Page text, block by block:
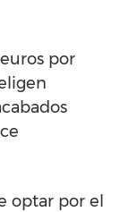
por
optar por el